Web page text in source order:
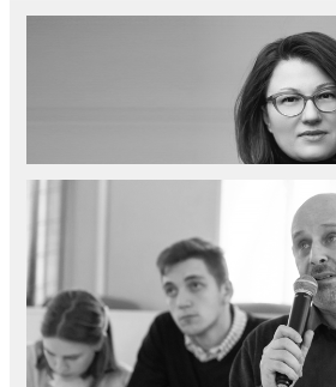
«Горизонт дизайна 2050: устойчивое